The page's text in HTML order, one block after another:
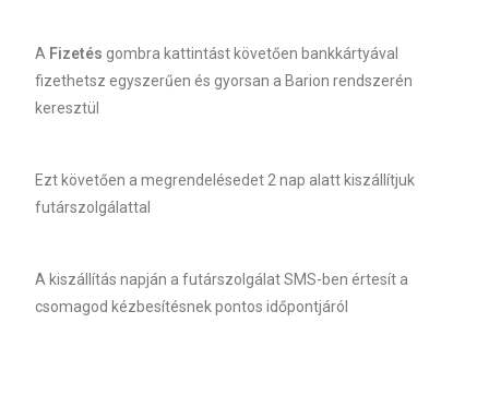
A Fizetés gombra kattintást követően bankkártyával
fizethetsz egyszerűen és gyorsan a Barion rendszerén
keresztül
Ezt követően a megrendelésedet 2 nap alatt kiszállítjuk
futárszolgálattal
A kiszállítás napján a futárszolgálat SMS-ben értesít a
csomagod kézbesítésnek pontos időpontjáról